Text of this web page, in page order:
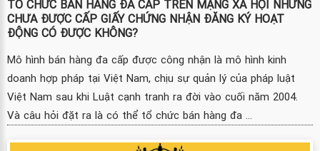
TỔ CHỨC BÁN HÀNG ĐA CẤP TRÊN MẠNG XÃ HỘI NHƯNG
CHƯA ĐƯỢC CẤP GIẤY CHỨNG NHẬN ĐĂNG KÝ HOẠT
ĐỘNG CÓ ĐƯỢC KHÔNG?
Mô hình bán hàng đa cấp được công nhận là mô hình kinh
doanh hợp pháp tại Việt Nam, chịu sự quản lý của pháp luật
Việt Nam sau khi Luật cạnh tranh ra đời vào cuối năm 2004.
Và câu hỏi đặt ra là có thể tổ chức bán hàng đa ...